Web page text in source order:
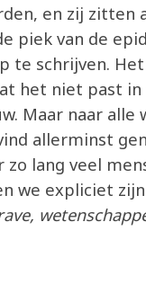
en zij zitten
piek van de
te schrijven.
het niet past
Maar naar
allerminst
zo lang veel
we expliciet